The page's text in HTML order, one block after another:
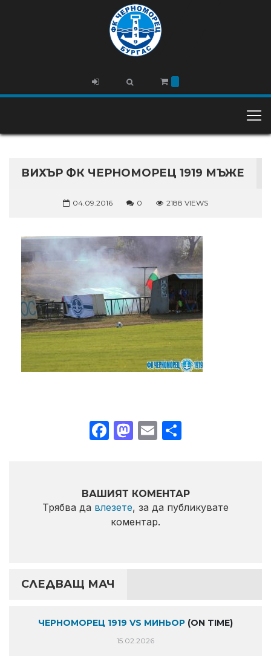
ВИХЪР ФК ЧЕРНОМОРЕЦ 1919 МЪЖЕ
04.09.2016 0 2188 VIEWS
Facebook
Mastodon
Email
ВАШИЯТ КОМЕНТАР
Трябва да влезете, за да публикувате
коментар.
СЛЕДВАЩ МАЧ
ЧЕРНОМОРЕЦ 1919 VS МИНЬОР (ON TIME)
15.02.2026